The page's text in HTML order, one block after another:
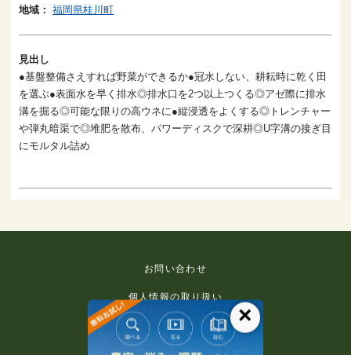
地域： 福岡県桂川町
見出し
●基盤整備さえすれば野菜ができるか●冠水しない、耕耘時に乾く田
を選ぶ●表面水を早く排水◎排水口を2つ以上つくる◎アゼ際に排水
溝を掘る◎可能な限りの高ウネに●縦浸透をよくする◎トレンチャー
や弾丸暗渠で◎堆肥を散布、パワーディスクで深耕◎U字溝の接ぎ目
にモルタル詰め
お問い合わせ
個人情報の取り扱い
免責事項 ×